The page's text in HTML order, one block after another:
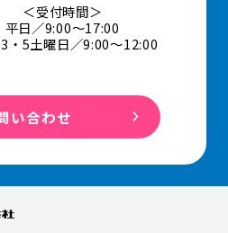
＜受付時間＞
平日／9:00〜17:00
・5土曜日／9:00～12:00
い合わせ